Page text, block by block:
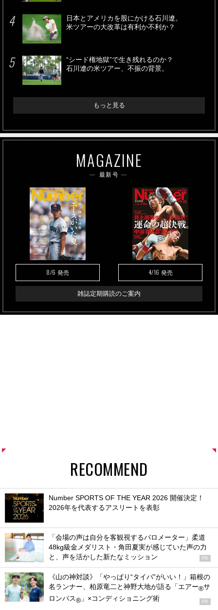
日本とアメリカを股にかける石川遼。
米ツアーの大改革は有利か不利か？
“シード権地獄”で生き残れるのか？
石川遼の米ツアー、不振の背景。
もっと見る
MAGAZINE
最新号
8/6 発売 4/16 発売
雑誌定期購読のご案内
RECOMMEND
Number SPORTS OF THE YEAR 2026 開催決定！
2026年を代表するアスリートを表彰
「会場の声は自分を客観視するバロメーター」柔道
48kg級金メダリスト・角田夏実が感じていた声の力
と、声を活かした新たなミッション
PR
《山の神対談》「やっぱり“タイパ”がいい！」箱根の
名ランナー、柏原竜二と神野大地が語る「エアー®サ
ロンパス® 」×コンディショニング術 PR